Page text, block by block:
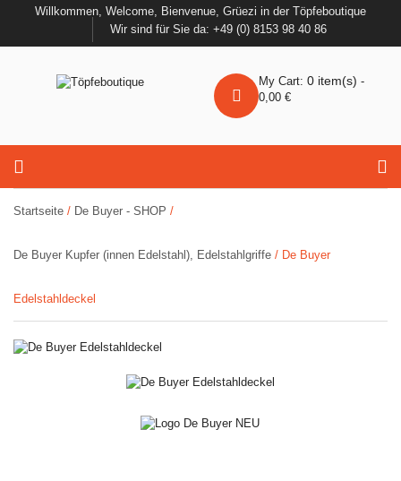
Willkommen, Welcome, Bienvenue, Grüezi in der Töpfeboutique
Wir sind für Sie da: +49 (0) 8153 98 40 86
My Cart: 0 item(s) -
0,00 €
Startseite / De Buyer - SHOP /
De Buyer Kupfer (innen Edelstahl), Edelstahlgriffe / De Buyer
Edelstahldeckel